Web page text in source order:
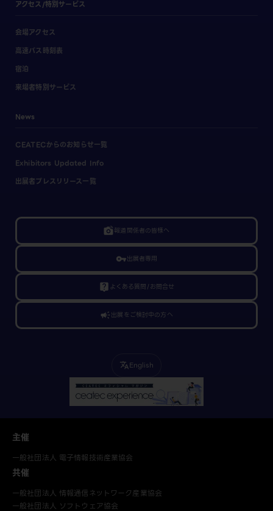
アクセス/特別サービス
会場アクセス
高速バス時刻表
宿泊
来場者特別サービス
News
CEATECからのお知らせ一覧
Exhibitors Updated Info
出展者プレスリリース一覧
linked_camera報道関係者の皆様へ
vpn_key出展者専用
live_help よくある質問/お問合せ
campaign出展をご検討中の方へ
translateEnglish
主催
一般社団法人 電子情報技術産業協会
共催
一般社団法人 情報通信ネットワーク産業協会
一般社団法人 ソフトウェア協会